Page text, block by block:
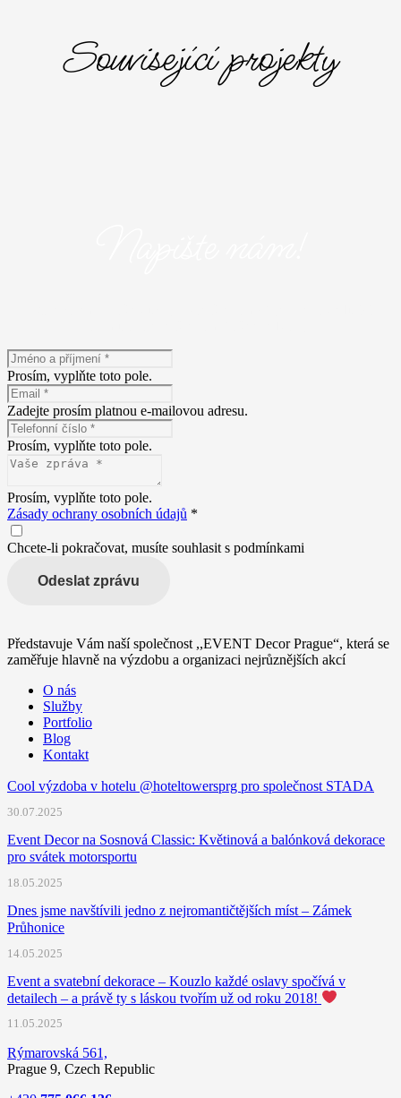
Související projekty
Prosím, vyplňte toto pole.
Zadejte prosím platnou e-mailovou adresu.
Prosím, vyplňte toto pole.
Prosím, vyplňte toto pole.
Zásady ochrany osobních údajů *
Chcete-li pokračovat, musíte souhlasit s podmínkami
Odeslat zprávu
Představuje Vám naší společnost ,,EVENT Decor Prague“, která se
zaměřuje hlavně na výzdobu a organizaci nejrůznějších akcí
O nás
Služby
Portfolio
Blog
Kontakt
Cool výzdoba v hotelu @hoteltowersprg pro společnost STADA
30.07.2025
Event Decor na Sosnová Classic: Květinová a balónková dekorace
pro svátek motorsportu
18.05.2025
Dnes jsme navštívili jedno z nejromantičtějších míst – Zámek
Průhonice
14.05.2025
Event a svatební dekorace – Kouzlo každé oslavy spočívá v
detailech – a právě ty s láskou tvořím už od roku 2018!
11.05.2025
Rýmarovská 561,
Prague 9, Czech Republic